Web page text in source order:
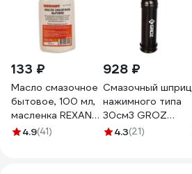
133 ₽
Масло смазочное
бытовое, 100 мл,
масленка REXANT
09-3941
4.9(41)
928 ₽
Смазочный шприц
нажимного типа
30см3 GROZ
GR43100 - G6P
4.3(21)